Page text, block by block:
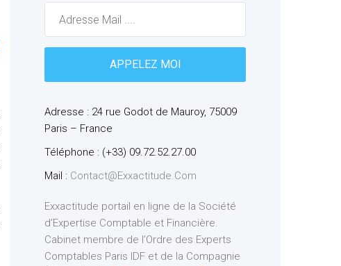
Adresse : 24 rue Godot de Mauroy, 75009
Paris – France
Téléphone : (+33) 09.72.52.27.00
Mail : Contact@exxactitude.com
Exxactitude portail en ligne de la Société
d’Expertise Comptable et Financière.
Cabinet membre de l’Ordre des Experts
Comptables Paris IDF et de la Compagnie